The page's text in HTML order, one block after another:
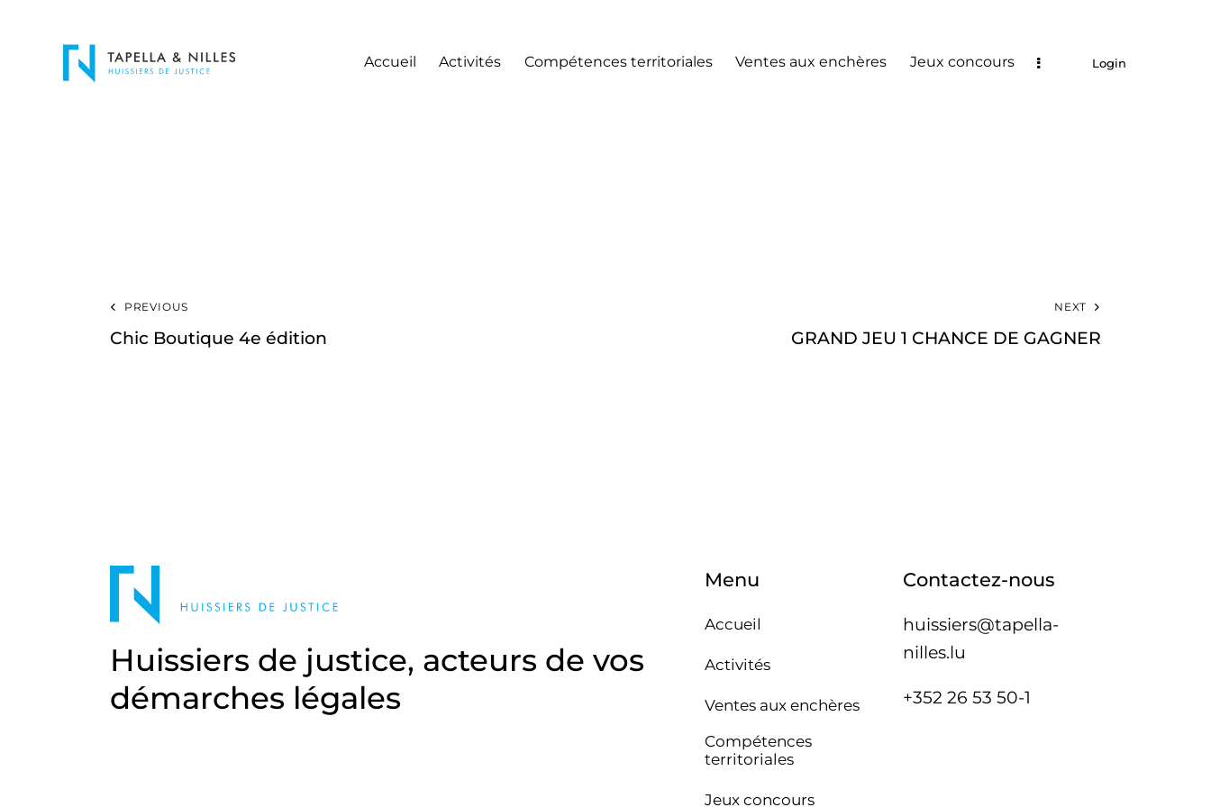
Accueil Activités Compétences territoriales Ventes aux enchères Jeux concours Login
PREVIOUS
Chic Boutique 4e édition
NEXT
GRAND JEU 1 CHANCE DE GAGNER
Huissiers de justice, acteurs de vos
démarches légales
Menu
Accueil
Activités
Ventes aux enchères
Compétences
territoriales
Jeux concours
Contactez-nous
huissiers@tapella-
nilles.lu
+352 26 53 50-1